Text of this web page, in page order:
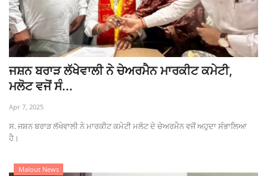
ਜਸ਼ਨ ਬਰਾੜ ਲੱਖੇਵਾਲੀ ਨੇ ਚੇਅਰਮੈਨ ਮਾਰਕੀਟ ਕਮੇਟੀ,
ਮਲੋਟ ਵਜੋਂ ਸੰ...
Apr 7, 2025
ਸ. ਜਸ਼ਨ ਬਰਾੜ ਲੱਖੇਵਾਲੀ ਨੇ ਮਾਰਕੀਟ ਕਮੇਟੀ ਮਲੋਟ ਦੇ ਚੇਅਰਮੈਨ ਵਜੋਂ ਅਹੁਦਾ ਸੰਭਾਲਿਆ
ਹੈ।
Malout News